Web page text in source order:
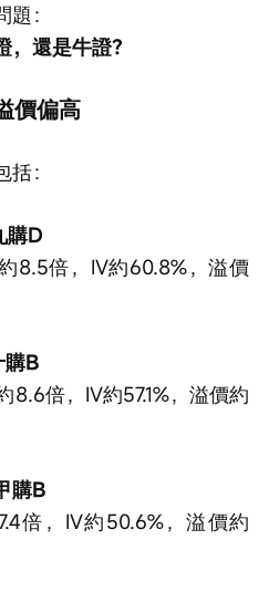
：
還是牛證？
價偏高
：
購D
8.5倍，IV約60.8%，溢價
購B
倍，IV約57.1%，溢價約
購B
倍，IV約50.6%，溢價約